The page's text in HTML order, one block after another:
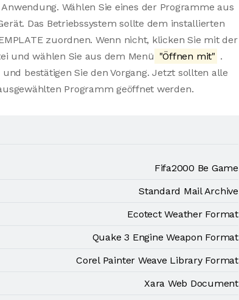
Wählen Sie eines der Programme aus
Das Betriebssystem sollte dem installierten
zuordnen. Wenn nicht, klicken Sie mit der
und wählen Sie aus dem Menü "Öffnen mit" .
bestätigen Sie den Vorgang. Jetzt sollten alle
Programm geöffnet werden.
Fifa2000 Be Game
Standard Mail Archive
Ecotect Weather Format
Quake 3 Engine Weapon Format
Corel Painter Weave Library Format
Xara Web Document